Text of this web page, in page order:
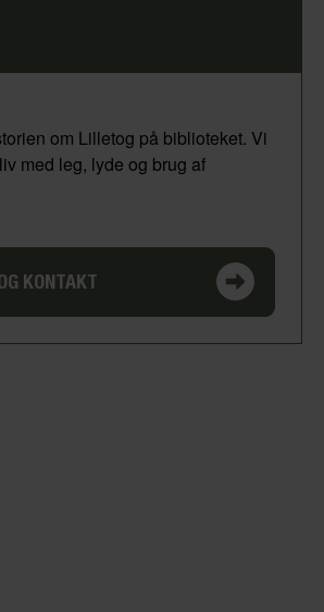
om Lilletog på biblioteket. Vi
med leg, lyde og brug af
KONTAKT